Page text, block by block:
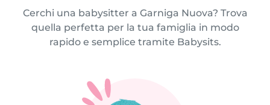
Cerchi una babysitter a Garniga Nuova? Trova
quella perfetta per la tua famiglia in modo
rapido e semplice tramite Babysits.